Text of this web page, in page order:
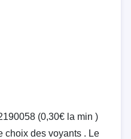
(0,30€ la min )
choix des voyants . Le